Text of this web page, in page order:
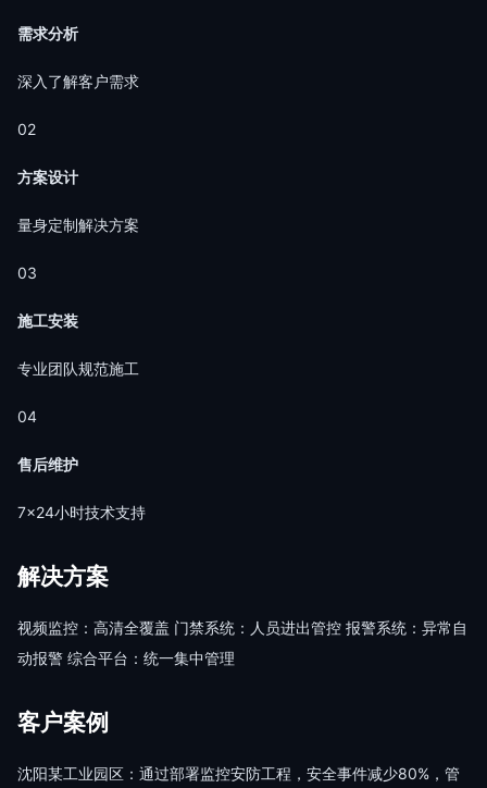
需求分析
深入了解客户需求
02
方案设计
量身定制解决方案
03
施工安装
专业团队规范施工
04
售后维护
7×24小时技术支持
解决方案
视频监控：高清全覆盖 门禁系统：人员进出管控 报警系统：异常自
动报警 综合平台：统一集中管理
客户案例
沈阳某工业园区：通过部署监控安防工程，安全事件减少80%，管